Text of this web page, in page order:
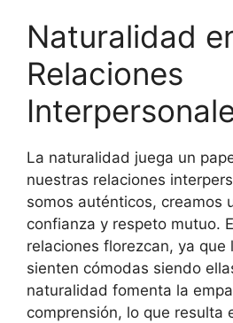
Naturalidad
Relaciones
La naturalidad juega un
nuestras relaciones
somos auténticos, creamos
confianza y respeto mutuo.
relaciones florezcan, ya que
sienten cómodas siendo
naturalidad fomenta la
comprensión, lo que resulta